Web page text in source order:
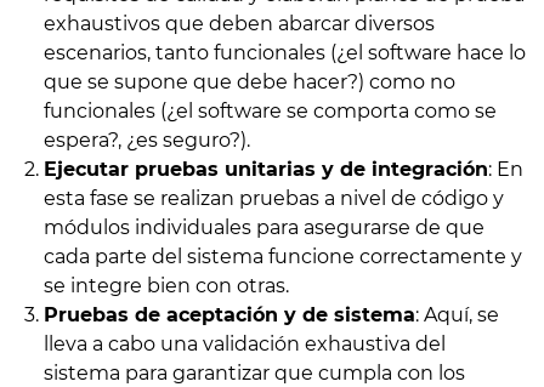
exhaustivos que deben abarcar diversos
escenarios, tanto funcionales (¿el software hace lo
que se supone que debe hacer?) como no
funcionales (¿el software se comporta como se
espera?, ¿es seguro?).
Ejecutar pruebas unitarias y de integración: En
esta fase se realizan pruebas a nivel de código y
módulos individuales para asegurarse de que
cada parte del sistema funcione correctamente y
se integre bien con otras.
Pruebas de aceptación y de sistema: Aquí, se
lleva a cabo una validación exhaustiva del
sistema para garantizar que cumpla con los